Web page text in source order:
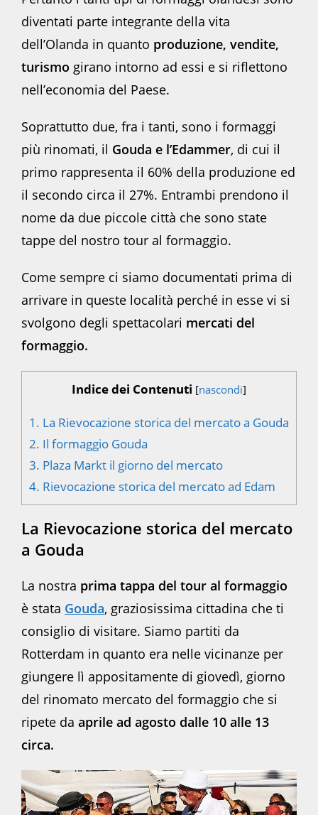
diventati parte integrante della vita
dell’Olanda in quanto produzione, vendite,
turismo girano intorno ad essi e si riflettono
nell’economia del Paese.
Soprattutto due, fra i tanti, sono i formaggi
più rinomati, il Gouda e l’Edammer, di cui il
primo rappresenta il 60% della produzione ed
il secondo circa il 27%. Entrambi prendono il
nome da due piccole città che sono state
tappe del nostro tour al formaggio.
Come sempre ci siamo documentati prima di
arrivare in queste località perché in esse vi si
svolgono degli spettacolari mercati del
formaggio.
Indice dei Contenuti [nascondi]
1. La Rievocazione storica del mercato a Gouda
2. Il formaggio Gouda
3. Plaza Markt il giorno del mercato
4. Rievocazione storica del mercato ad Edam
La Rievocazione storica del mercato
a Gouda
La nostra prima tappa del tour al formaggio
è stata Gouda, graziosissima cittadina che ti
consiglio di visitare. Siamo partiti da
Rotterdam in quanto era nelle vicinanze per
giungere lì appositamente di giovedì, giorno
del rinomato mercato del formaggio che si
ripete da aprile ad agosto dalle 10 alle 13
circa.